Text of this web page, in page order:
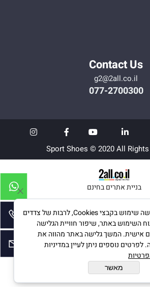
Contact Us
g2@2all.co.il
077-2700300
Sport Shoes © 2020 All Rights
בניית אתרים בחינם
לידיעתך, באתרנו נעשה שימוש בקבצי Cookies, לרבות של צדדים
השימוש באתר, שיפור חוויית הגלישה
אישית. המשך גלישה באתר מהווה את
נוספים ניתן לעיין במדיניות
מאשר